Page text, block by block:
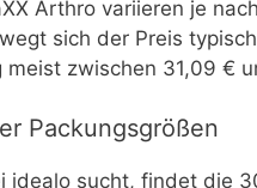
Arthro variieren je
sich der Preis
zwischen 31,09 €
Packungsgrößen
idealo sucht, findet die